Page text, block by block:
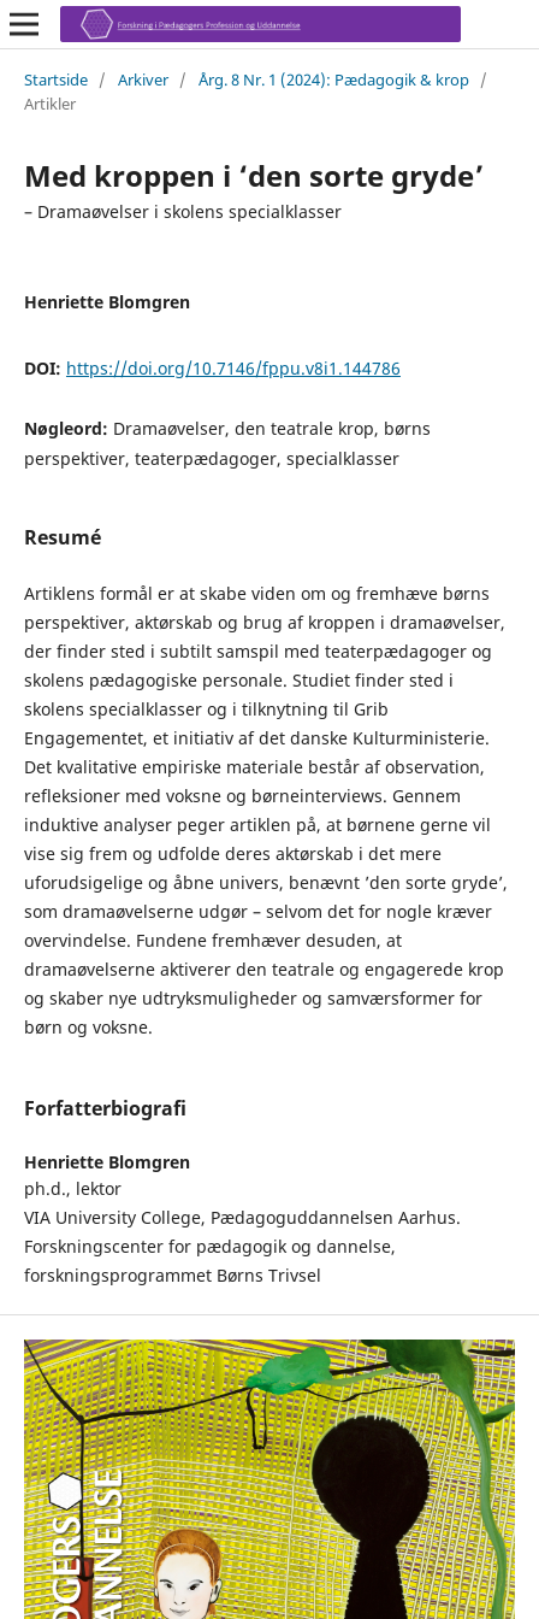
Startside / Arkiver / Årg. 8 Nr. 1 (2024): Pædagogik & krop /
Artikler
Med kroppen i ‘den sorte gryde’
– Dramaøvelser i skolens specialklasser
Henriette Blomgren
DOI: https://doi.org/10.7146/fppu.v8i1.144786
Nøgleord: Dramaøvelser, den teatrale krop, børns
perspektiver, teaterpædagoger, specialklasser
Resumé
Artiklens formål er at skabe viden om og fremhæve børns
perspektiver, aktørskab og brug af kroppen i dramaøvelser,
der finder sted i subtilt samspil med teaterpædagoger og
skolens pædagogiske personale. Studiet finder sted i
skolens specialklasser og i tilknytning til Grib
Engagementet, et initiativ af det danske Kulturministerie.
Det kvalitative empiriske materiale består af observation,
refleksioner med voksne og børneinterviews. Gennem
induktive analyser peger artiklen på, at børnene gerne vil
vise sig frem og udfolde deres aktørskab i det mere
uforudsigelige og åbne univers, benævnt ’den sorte gryde’,
som dramaøvelserne udgør – selvom det for nogle kræver
overvindelse. Fundene fremhæver desuden, at
dramaøvelserne aktiverer den teatrale og engagerede krop
og skaber nye udtryksmuligheder og samværsformer for
børn og voksne.
Forfatterbiografi
Henriette Blomgren
ph.d., lektor
VIA University College, Pædagoguddannelsen Aarhus.
Forskningscenter for pædagogik og dannelse,
forskningsprogrammet Børns Trivsel